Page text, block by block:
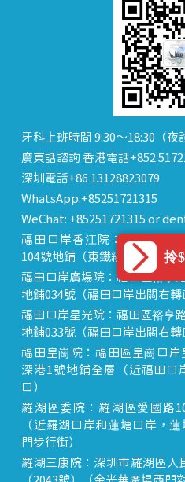
牙科上班時間 9:30～18:30（夜
廣東話諮詢 香港電話+852
深圳電話+86 13128823079
WhatsApp:+85251721315
WeChat: +85251721315 or
福田口岸香江院：福田區福
104號地鋪（東鐵線落馬洲站出
福田口岸廣場院：福田區裕亨
地鋪034號（福田口岸出關右轉
福田口岸星光院：福田區裕亨
地鋪033號（福田口岸出關右轉
福田皇崗院：福田區皇崗口岸
深港1號地鋪全層（近福田口
口）
羅湖區委院：羅湖區愛國路
（近羅湖口岸和蓮塘口岸，
門步行街）
羅湖三康院：深圳市羅湖區人
拎